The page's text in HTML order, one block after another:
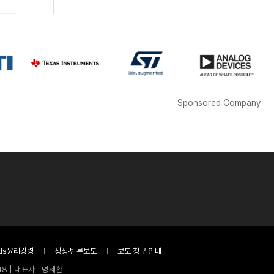
Sponsored Company
윤리강령 정정·반론보도
보도 청구 안내
| 대표자 : 명세환